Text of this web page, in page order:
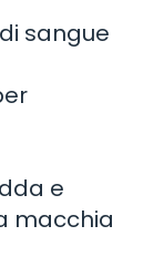
sangue
e
macchia